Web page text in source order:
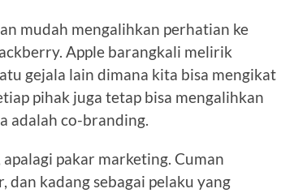
mudah mengalihkan perhatian ke
Apple barangkali melirik
gejala lain dimana kita bisa mengikat
pihak juga tetap bisa mengalihkan
adalah co-branding.
pakar marketing. Cuman
kadang sebagai pelaku yang